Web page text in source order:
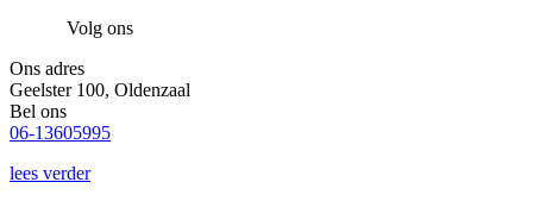
Volg ons
Ons adres
Geelster 100, Oldenzaal
Bel ons
06-13605995
lees verder